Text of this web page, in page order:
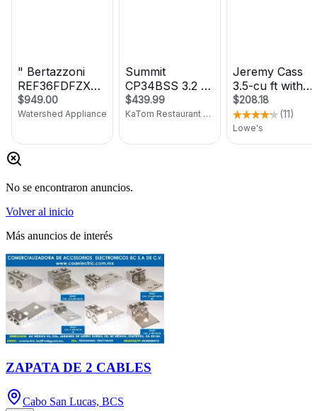
No se encontraron anuncios.
Volver al inicio
Más anuncios de interés
ZAPATA DE 2 CABLES
Cabo San Lucas, BCS